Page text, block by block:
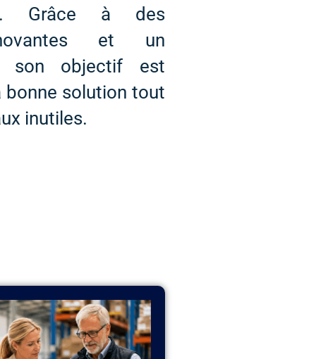
Grâce à des
et un
son objectif est
solution tout
inutiles.